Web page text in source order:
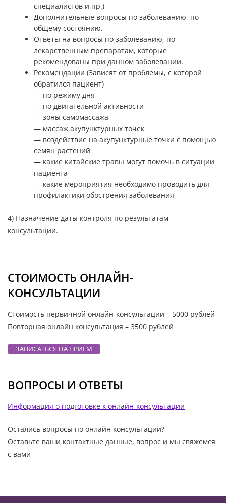
специалистов и пр.)
Дополнительные вопросы по заболеванию, по
общему состоянию.
Ответы на вопросы по заболеванию, по
лекарственным препаратам, которые
рекомендованы при данном заболевании.
Рекомендации (Зависят от проблемы, с которой
обратился пациент)
— по режиму дня
— по двигательной активности
— зоны самомассажа
— массаж акупунктурных точек
— воздействие на акупунктурные точки с помощью
семян растений
— какие китайские травы могут помочь в ситуации
пациента
— какие мероприятия необходимо проводить для
профилактики обострения заболевания
4) Назначение даты контроля по результатам
консультации.
СТОИМОСТЬ ОНЛАЙН-
КОНСУЛЬТАЦИИ
Стоимость первичной онлайн-консультации – 5000 рублей
Повторная онлайн консультация – 3500 рублей
ЗАПИСАТЬСЯ НА ПРИЕМ
ВОПРОСЫ И ОТВЕТЫ
Информация о подготовке к онлайн-консультации
Остались вопросы по онлайн консультации?
Оставьте ваши контактные данные, вопрос и мы свяжемся
с вами